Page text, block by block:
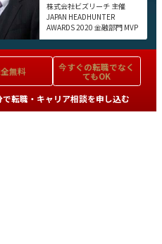
株式会社ビズリーチ 主催
JAPAN HEADHUNTER
AWARDS 2020 金融部門 MVP
無料 今すぐの転職でなく
てもOK
で転職・キャリア相談を申し込む